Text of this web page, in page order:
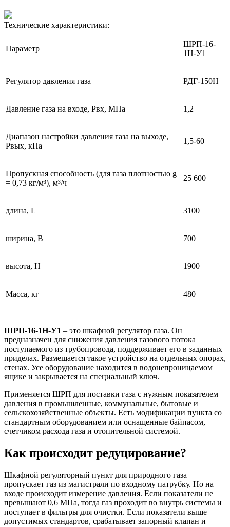
Технические характеристики:
Параметр
ШРП-16-
1Н-У1
Регулятор давления газа РДГ-150Н
Давление газа на входе, Рвх, МПа 1,2
Диапазон настройки давления газа на выходе,
Рвых, кПа
1,5-60
Пропускная способность (для газа плотностью g
= 0,73 кг/м³), м³/ч
25 600
длина, L 3100
ширина, B 700
высота, H 1900
Масса, кг 480
ШРП-16-1Н-У1 – это шкафной регулятор газа. Он
предназначен для снижения давления газового потока
поступаемого из трубопровода, поддерживает его в заданных
приделах. Размещается такое устройство на отдельных опорах,
стенах. Усе оборудование находится в водонепроницаемом
ящике и закрывается на специальный ключ.
Применяется ШРП для поставки газа с нужным показателем
давления в промышленные, коммунальные, бытовые и
сельскохозяйственные объекты. Есть модификации пункта со
стандартным оборудованием или оснащенные байпасом,
счетчиком расхода газа и отопительной системой.
Как происходит редуцирование?
Шкафной регуляторный пункт для природного газа
пропускает газ из магистрали по входному патрубку. Но на
входе происходит измерение давления. Если показатели не
превышают 0,6 МПа, тогда газ проходит во внутрь системы и
поступает в фильтры для очистки. Если показатели выше
допустимых стандартов, срабатывает запорный клапан и